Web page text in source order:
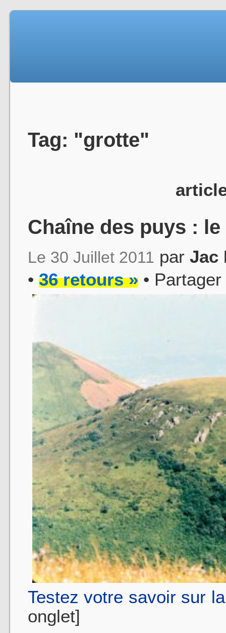
Tag: "grotte"
Chaîne des puys :
Le 30 Juillet 2011 par Jac
• 36 retours » •
Testez votre savoir sur
onglet]